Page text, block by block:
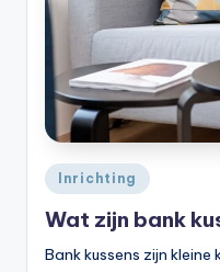
Geplaatst
in
Inrichting
Wat zijn bank
Bank kussens zijn